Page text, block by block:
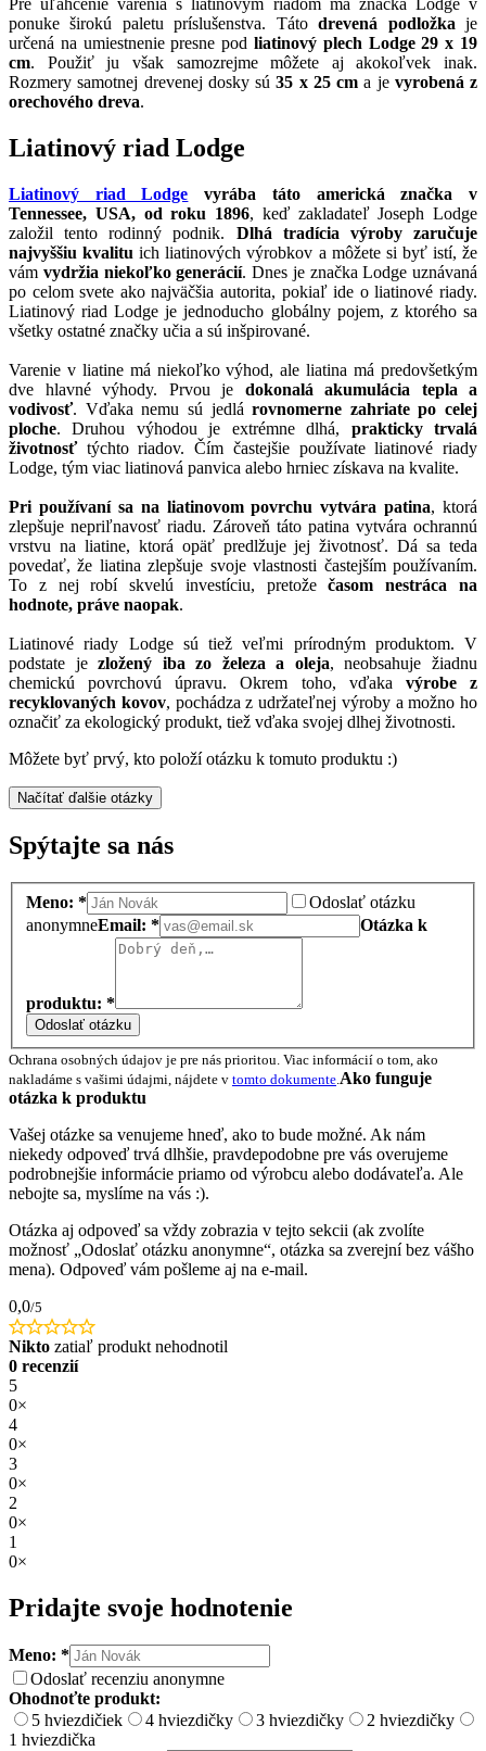
Pre uľahčenie varenia s liatinovým riadom má značka Lodge v
ponuke širokú paletu príslušenstva. Tátodrevená podložka je
určená na umiestnenie presne pod liatinový plech Lodge 29 x 19
cm. Použiť ju však samozrejme môžete aj akokoľvek inak.
Rozmery samotnej drevenej dosky sú35 x 25 cm a je vyrobená z
orechového dreva.
Liatinový riad Lodge
Liatinový riad Lodge vyrába táto americká značka v
Tennessee, USA, od roku 1896, keď zakladateľ Joseph Lodge
založil tento rodinný podnik. Dlhá tradícia výroby zaručuje
najvyššiu kvalitu ich liatinových výrobkov a môžete si byť istí, že
vám vydržia niekoľko generácií. Dnes je značka Lodge uznávaná
po celom svete ako najväčšia autorita, pokiaľ ide o liatinové riady.
Liatinový riad Lodge je jednoducho globálny pojem, z ktorého sa
všetky ostatné značky učia a sú inšpirované.
Varenie v liatine má niekoľko výhod, ale liatina má predovšetkým
dve hlavné výhody. Prvou je dokonalá akumulácia tepla a
vodivosť. Vďaka nemu sú jedlárovnomerne zahriate po celej
ploche. Druhou výhodou je extrémne dlhá, prakticky trvalá
životnosťtýchto riadov. Čím častejšie používate liatinové riady
Lodge, tým viac liatinová panvica alebo hrniec získava na kvalite.
Pri používaní sa na liatinovom povrchu vytvára patina, ktorá
zlepšuje nepriľnavosť riadu. Zároveň táto patina vytvára ochrannú
vrstvu na liatine, ktorá opäť predlžuje jej životnosť. Dá sa teda
povedať, že liatina zlepšuje svoje vlastnosti častejším používaním.
To z nej robí skvelú investíciu, pretožečasom nestráca na
hodnote, práve naopak.
Liatinové riady Lodge sú tiež veľmi prírodným produktom. V
podstate jezložený iba zo železa a oleja, neobsahuje žiadnu
chemickú povrchovú úpravu. Okrem toho, vďaka výrobe z
recyklovaných kovov, pochádza z udržateľnej výroby a možno ho
označiť za ekologický produkt, tiež vďaka svojej dlhej životnosti.
Môžete byť prvý, kto položí otázku k tomuto produktu :)
Načítať ďalšie otázky
Spýtajte sa nás
Meno: *
Odoslať otázku
anonymneEmail: * Otázka k
produktu: *
Odoslať otázku
Ochrana osobných údajov je pre nás prioritou. Viac informácií o tom, ako
nakladáme s vašimi údajmi, nájdete v tomto dokumente Ako funguje
otázka k produktu
Vašej otázke sa venujeme hneď, ako to bude možné. Ak nám
niekedy odpoveď trvá dlhšie, pravdepodobne pre vás overujeme
podrobnejšie informácie priamo od výrobcu alebo dodávateľa. Ale
nebojte sa, myslíme na vás :).
Otázka aj odpoveď sa vždy zobrazia v tejto sekcii (ak zvolíte
možnosť „Odoslať otázku anonymne“, otázka sa zverejní bez vášho
mena). Odpoveď vám pošleme aj na e-mail.
0,0/5
Nikto zatiaľ produkt nehodnotil
0 recenzií
5
0×
4
0×
3
0×
2
0×
1
0×
Pridajte svoje hodnotenie
Meno: *
Odoslať recenziu anonymne
Ohodnoťte produkt:
5 hviezdičiek
4 hviezdičky 3 hviezdičky
2 hviezdičky
1 hviezdička